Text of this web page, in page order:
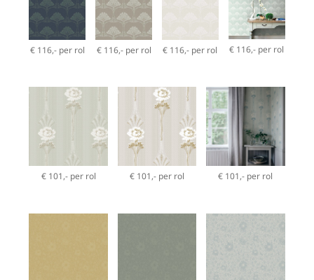
€ 116,- per rol € 116,- per rol € 116,- per rol € 116,- per rol
€ 101,- per rol € 101,- per rol € 101,- per rol